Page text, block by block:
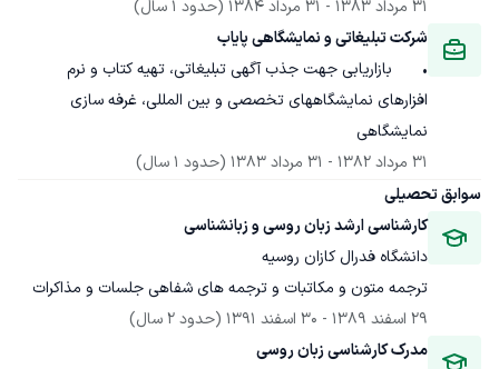
31 مرداد 1383
- 31 مرداد 1384
(حدود 1 سال)
شرکت تبلیغاتی و نمایشگاهی پایاب
•	بازاریابی جهت جذب آگهی تبلیغاتی، تهیه کتاب و نرم
افزارهای نمایشگاههای تخصصی و بین المللی، غرفه سازی
نمایشگاهی
31 مرداد 1382
- 31 مرداد 1383
(حدود 1 سال)
سوابق تحصیلی
کارشناسی ارشد زبان روسی و زبانشناسی
دانشگاه فدرال کازان روسیه
ترجمه متون و مکاتبات و ترجمه های شفاهی جلسات و مذاکرات
29 اسفند 1389
- 30 اسفند 1391
(حدود 2 سال)
مدرک کارشناسی زبان روسی